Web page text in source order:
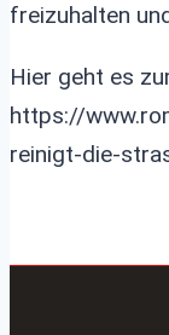
freizuhalten
Hier geht es
https://
reinigt-die-